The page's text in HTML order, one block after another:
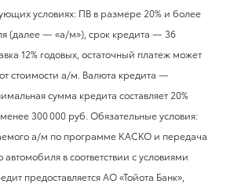
условиях: ПВ в размере 20% и более
(далее — «а/м»), срок кредита — 36
12% годовых, остаточный платеж может
от стоимости а/м. Валюта кредита —
сумма кредита составляет 20%
300 000 руб. Обязательные условия:
а/м по программе КАСКО и передача
в соответствии с условиями
предоставляется АО «Тойота Банк»,